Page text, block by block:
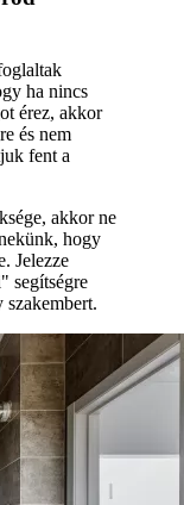
ha nincs
érez, akkor
és nem
fent a
akkor ne
hogy
Jelezze
segítségre
szakembert.